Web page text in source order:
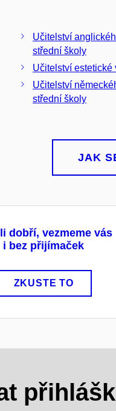
Učitelství
střední školy
Učitelství estetické
Učitelství
střední školy
JAK
dobří, vezmeme vás
i bez přijímaček
ZKUSTE TO